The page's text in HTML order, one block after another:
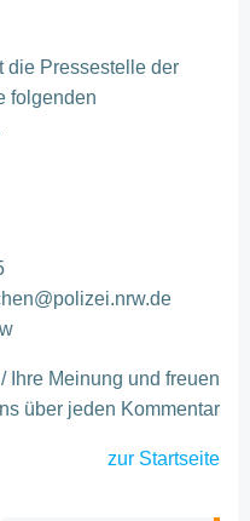
die Pressestelle der
folgenden
Ihre Meinung und freuen
über jeden Kommentar
zur Startseite